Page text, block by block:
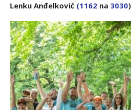
Lenku Anđelković (1162 na 3030